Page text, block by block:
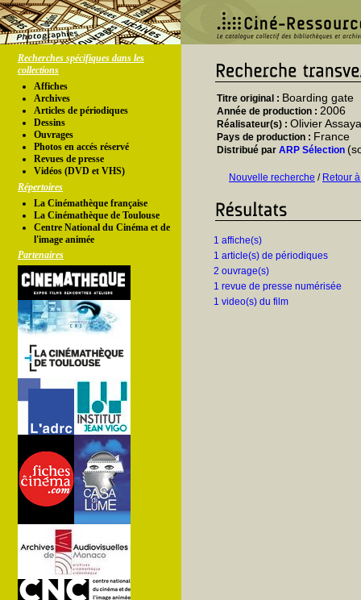
Recherches spécifiques dans les
collections
Affiches
Archives
Articles de périodiques
Dessins
Ouvrages
Photos en accés réservé
Revues de presse
Vidéos (DVD et VHS)
Répertoires
La Cinémathèque française
La Cinémathèque de Toulouse
Centre National du Cinéma et de
l'image animée
Partenaires
Titre original : Boarding gate
Année de production : 2006
Réalisateur(s) : Olivier
Pays de production : France
Distribué par ARP Sélection
Nouvelle recherche / Retour
1 affiche(s)
1 article(s) de périodiques
2 ouvrage(s)
1 revue de presse numérisée
1 video(s) du film